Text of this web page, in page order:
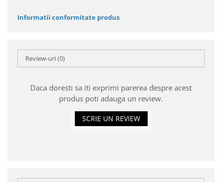
Informatii conformitate produs
Review-uri(0)
Daca doresti sa iti exprimi parerea despre acest
produs poti adauga un review.
SCRIE UN REVIEW